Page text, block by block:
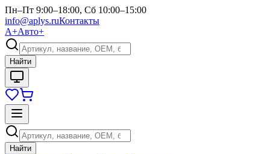
Пн–Пт 9:00–18:00, Сб 10:00–15:00
info@aplys.ruКонтакты
А+Авто+
Найти
Найти